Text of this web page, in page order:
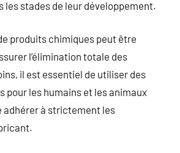
les stades de leur développement.
produits chimiques peut être
l’élimination totale des
il est essentiel de utiliser des
pour les humains et les animaux
adhérer à strictement les